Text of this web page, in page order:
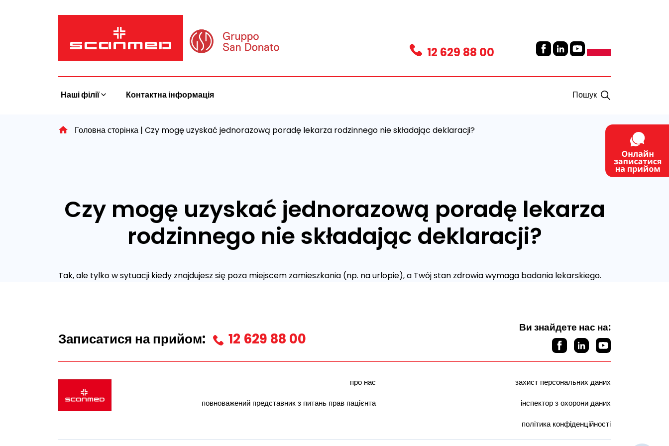
12 629 88 00
Наші філії Контактна інформація Пошук
Головна сторінка | Czy mogę uzyskać jednorazową poradę lekarza rodzinnego nie składając deklaracji?
Czy mogę uzyskać jednorazową poradę lekarza
rodzinnego nie składając deklaracji?
Tak, ale tylko w sytuacji kiedy znajdujesz się poza miejscem zamieszkania (np. na urlopie), a Twój stan zdrowia wymaga badania lekarskiego.
Записатися на прийом: 12 629 88 00
Ви знайдете нас на:
про нас
повноважений представник з питань прав пацієнта
захист персональних даних
інспектор з охорони даних
політика конфіденційності